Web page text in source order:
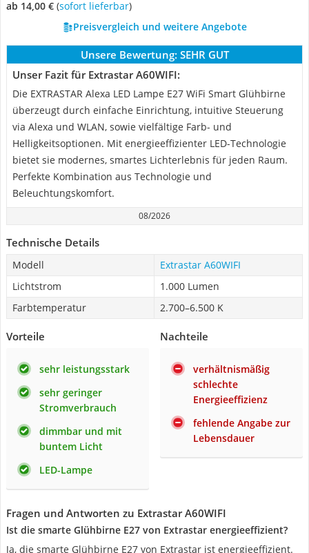
ab 14,00 € ( Sofort lieferbar)
Preisvergleich und weitere Angebote
Unsere Bewertung: SEHR GUT
Unser Fazit für Extrastar A60WIFI:
Die EXTRASTAR Alexa LED Lampe E27 WiFi Smart Glühbirne
überzeugt durch einfache Einrichtung, intuitive Steuerung
via Alexa und WLAN, sowie vielfältige Farb- und
Helligkeitsoptionen. Mit energieeffizienter LED-Technologie
bietet sie modernes, smartes Lichterlebnis für jeden Raum.
Perfekte Kombination aus Technologie und
Beleuchtungskomfort.
08/2026
Technische Details
Modell
Extrastar A60WIFI
Lichtstrom
1.000 Lumen
Farbtemperatur
2.700–6.500 K
Vorteile
sehr leistungsstark
sehr geringer
Stromverbrauch
dimmbar und mit
buntem Licht
LED-Lampe
Nachteile
verhältnismäßig
schlechte
Energieeffizienz
fehlende Angabe zur
Lebensdauer
Fragen und Antworten zu Extrastar A60WIFI
Ist die smarte Glühbirne E27 von Extrastar energieeffizient?
Ja, die smarte Glühbirne E27 von Extrastar ist energieeffizient.